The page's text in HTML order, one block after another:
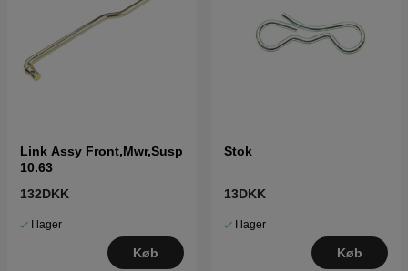
Link Assy Front,Mwr,Susp
10.63
132DKK
I lager
Køb
Stok
13DKK
I lager
Køb